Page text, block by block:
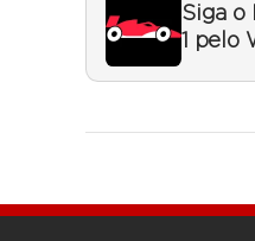
Siga o
1 pelo